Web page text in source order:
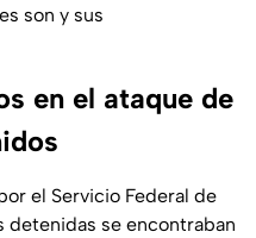
son y sus
en el ataque de
el Servicio Federal de
detenidas se encontraban